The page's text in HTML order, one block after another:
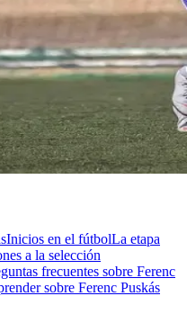
Inicios en el fútbolLa etapa
a la selección
frecuentes sobre Ferenc
sobre Ferenc Puskás